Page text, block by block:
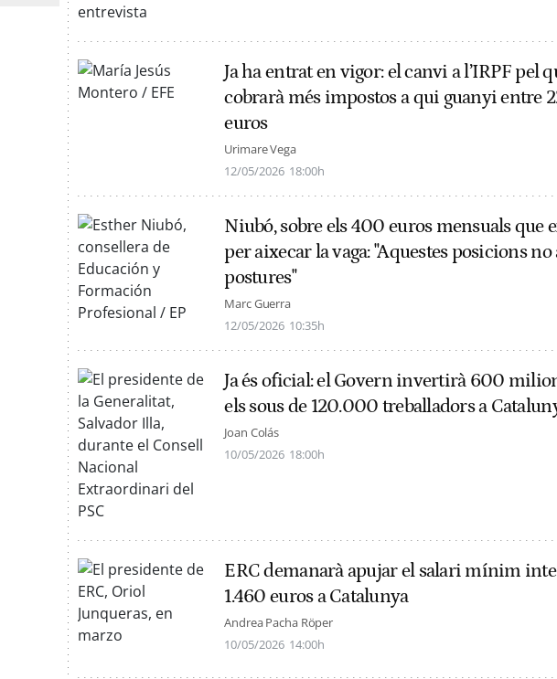
Ja ha entrat en vigor: el canvi a l’IRPF pel
cobrarà més impostos a qui guanyi entre
euros
Urimare Vega
12/05/2026 18:00h
Niubó, sobre els 400 euros mensuals que
per aixecar la vaga: "Aquestes posicions
postures"
Marc Guerra
12/05/2026 10:35h
Ja és oficial: el Govern invertirà 600
els sous de 120.000 treballadors a
Joan Colás
10/05/2026 18:00h
ERC demanarà apujar el salari mínim
1.460 euros a Catalunya
Andrea Pacha Röper
10/05/2026 14:00h